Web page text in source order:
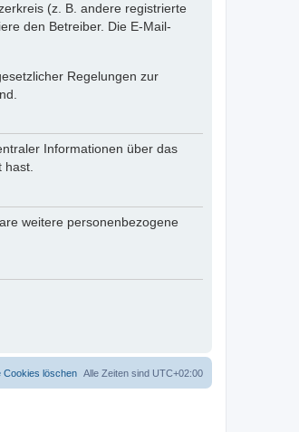
(z. B. andere registrierte
den Betreiber. Die E-Mail-
Regelungen zur
Informationen über das
hast.
weitere personenbezogene
Alle Zeiten sind UTC+02:00
Cookies löschen